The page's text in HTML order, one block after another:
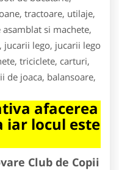
tractoare, utilaje,
si machete,
jucarii lego, jucarii lego
triciclete, carturi,
de joaca, balansoare,
afacerea
iar locul este
Club de Copii